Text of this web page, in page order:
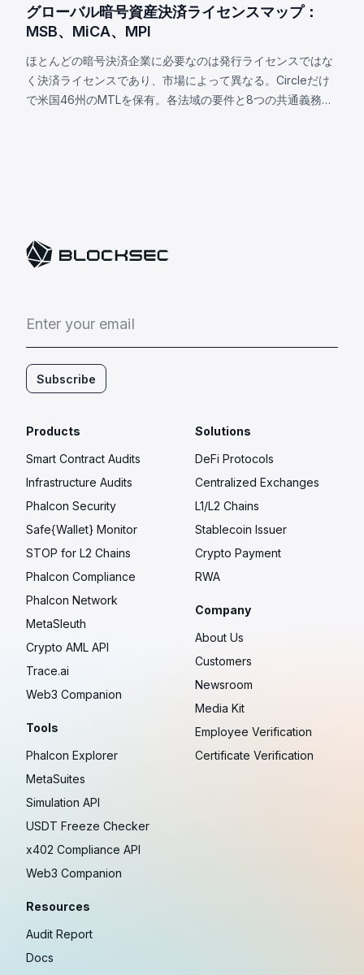
グローバル暗号資産決済ライセンスマップ：
MSB、MiCA、MPI
ほとんどの暗号決済企業に必要なのは発行ライセンスではな
く決済ライセンスであり、市場によって異なる。Circleだけ
で米国46州のMTLを保有。各法域の要件と8つの共通義務を
Enter your email
Subscribe
Products
Smart Contract Audits
Infrastructure Audits
Phalcon Security
Safe{Wallet} Monitor
STOP for L2 Chains
Phalcon Compliance
Phalcon Network
MetaSleuth
Crypto AML API
Trace.ai
Web3 Companion
Tools
Phalcon Explorer
MetaSuites
Simulation API
USDT Freeze Checker
x402 Compliance API
Web3 Companion
Resources
Audit Report
Docs
Solutions
DeFi Protocols
Centralized Exchanges
L1/L2 Chains
Stablecoin Issuer
Crypto Payment
RWA
Company
About Us
Customers
Newsroom
Media Kit
Employee Verification
Certificate Verification